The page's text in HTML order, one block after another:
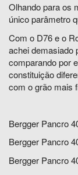
Olhando para os
único parâmetro
Com o D76 e o
achei demasiado
comparando por
constituição
com o grão mais
Bergger Pancro
Bergger Pancro
Bergger Pancro